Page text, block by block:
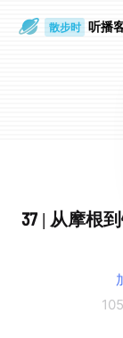
散步时 听播
37 | 从摩根